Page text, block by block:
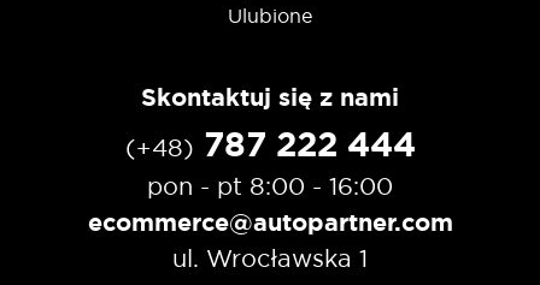
Ulubione
Skontaktuj się z nami
(+48) 787 222 444
pon - pt 8:00 - 16:00
ecommerce@autopartner.com
ul. Wrocławska 1